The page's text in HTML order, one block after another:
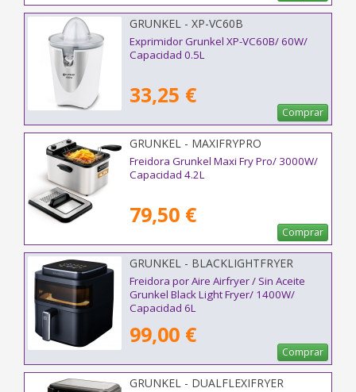
GRUNKEL - XP-VC60B
Exprimidor Grunkel XP-VC60B/ 60W/
Capacidad 0.5L
33,25 €
Comprar
GRUNKEL - MAXIFRYPRO
Freidora Grunkel Maxi Fry Pro/ 3000W/
Capacidad 4.2L
79,50 €
Comprar
GRUNKEL - BLACKLIGHTFRYER
Freidora por Aire Airfryer / Sin Aceite
Grunkel Black Light Fryer/ 1400W/
Capacidad 6L
99,00 €
Comprar
GRUNKEL - DUALFLEXIFRYER